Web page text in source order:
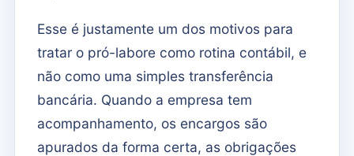
Esse é justamente um dos motivos para
tratar o pró-labore como rotina contábil, e
não como uma simples transferência
bancária. Quando a empresa tem
acompanhamento, os encargos são
apurados da forma certa, as obrigações